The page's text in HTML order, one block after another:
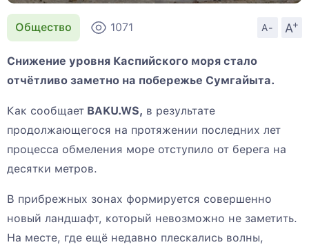
Общество 1071 A- A
+
Снижение уровня Каспийского моря стало
отчётливо заметно на побережье Сумгайыта.
Как сообщает BAKU.WS, в результате
продолжающегося на протяжении последних лет
процесса обмеления море отступило от берега на
десятки метров.
В прибрежных зонах формируется совершенно
новый ландшафт, который невозможно не заметить.
На месте, где ещё недавно плескались волны,